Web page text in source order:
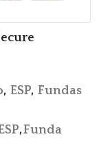
, ESP, Fundas
,Funda